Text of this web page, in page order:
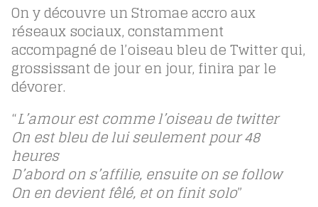
On y découvre un Stromae accro aux
réseaux sociaux, constamment
accompagné de l’oiseau bleu de Twitter qui,
grossissant de jour en jour, finira par le
dévorer.
“L’amour est comme l’oiseau de twitter
On est bleu de lui seulement pour 48
heures
D’abord on s’affilie, ensuite on se follow
On en devient fêlé, et on finit solo”